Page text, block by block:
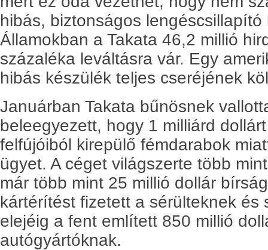
hibás, biztonságos
Államokban a Takata 46,2 millió
százaléka leváltásra vár. Egy
hibás készülék teljes cseréjének
Januárban Takata bűnösnek
beleegyezett, hogy 1 milliárd
felfújóiból kirepülő fémdarabok
ügyet. A céget világszerte több
már több mint 25 millió dollár
kártérítést fizetett a sérülteknek és
elejéig a fent említett 850 millió
autógyártóknak.